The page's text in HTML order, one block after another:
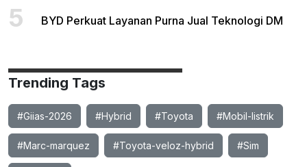
5 BYD Perkuat Layanan Purna Jual Teknologi DM
Trending Tags
#Giias-2026 #Hybrid #Toyota #Mobil-listrik
#Marc-marquez #Toyota-veloz-hybrid #Sim